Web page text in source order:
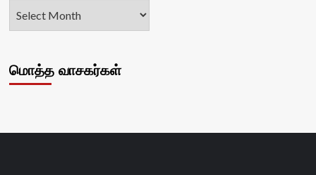
மொத்த வாசகர்கள்